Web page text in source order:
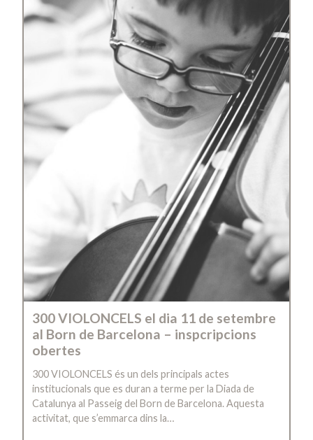
300 VIOLONCELS el dia 11 de setembre
al Born de Barcelona – inspcripcions
obertes
300 VIOLONCELS és un dels principals actes
institucionals que es duran a terme per la Diada de
Catalunya al Passeig del Born de Barcelona. Aquesta
activitat, que s’emmarca dins la…